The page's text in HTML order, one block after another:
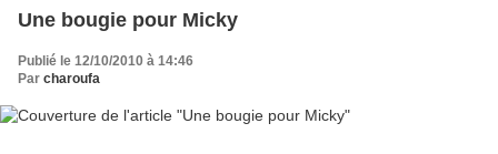
Une bougie pour Micky
Publié le 12/10/2010 à 14:46
Par charoufa